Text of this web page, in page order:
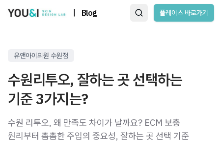
Blog 플레이스 바로가기
유앤아이의원 수원점
수원리투오, 잘하는 곳 선택하는
기준 3가지는?
수원 리투오, 왜 만족도 차이가 날까요? ECM 보충
원리부터 촘촘한 주입의 중요성, 잘하는 곳 선택 기준